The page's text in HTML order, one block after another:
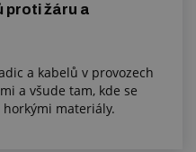
proti žáru a
a kabelů v provozech
a všude tam, kde se
materiály.